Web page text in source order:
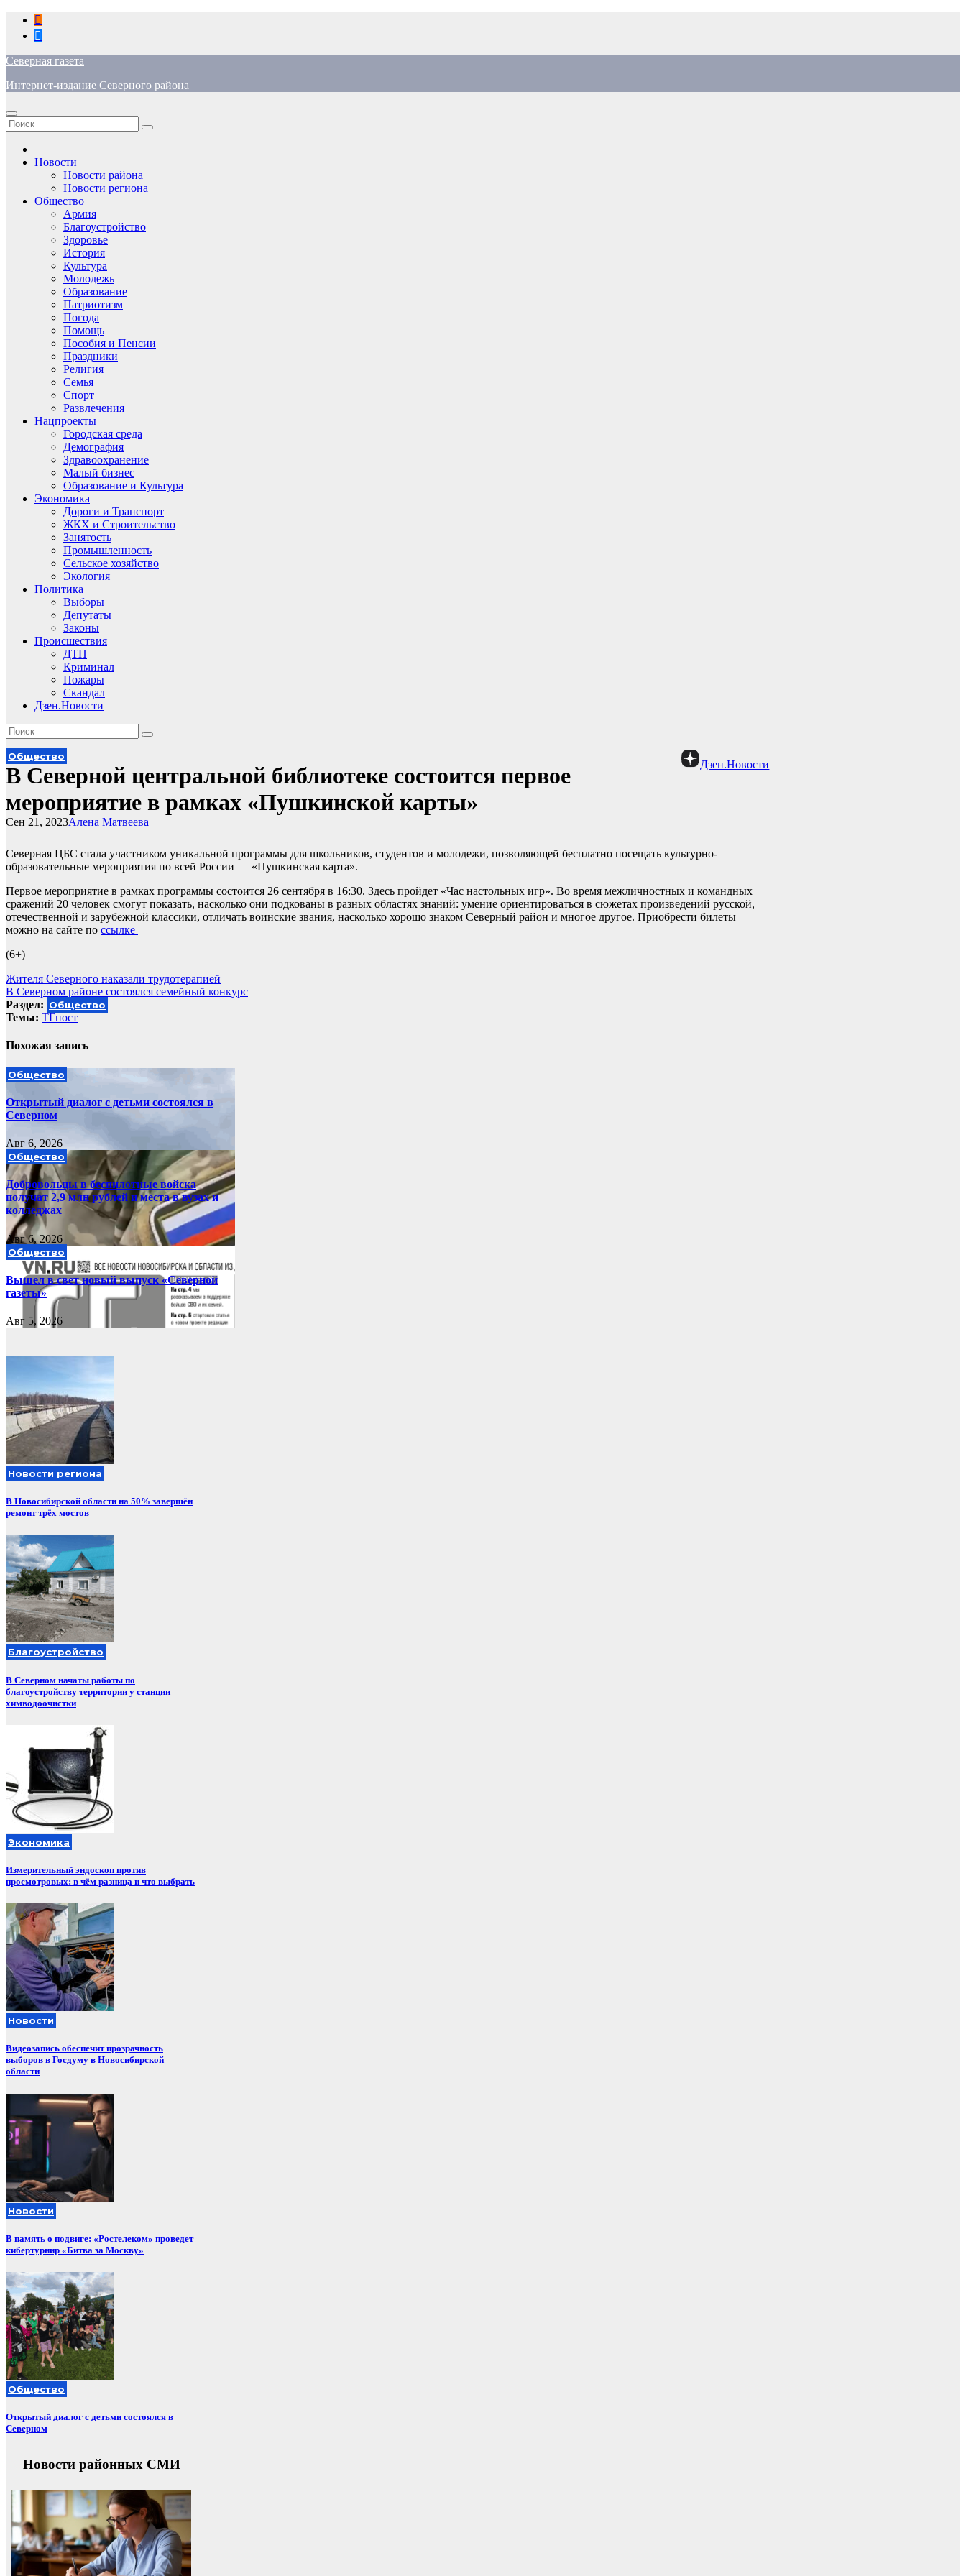
Перейти
содержимому
Северная газета
Интернет-издание Северного района
Новости
Новости района
Новости региона
Общество
Армия
Благоустройство
Здоровье
История
Культура
Молодежь
Образование
Патриотизм
Погода
Помощь
Пособия и Пенсии
Праздники
Религия
Семья
Спорт
Развлечения
Нацпроекты
Городская среда
Демография
Здравоохранение
Малый бизнес
Образование и Культура
Экономика
Дороги и Транспорт
ЖКХ и Строительство
Занятость
Промышленность
Сельское хозяйство
Экология
Политика
Выборы
Депутаты
Законы
Происшествия
ДТП
Криминал
Пожары
Скандал
Дзен.Новости
Дзен.Новости
Общество
В Северной центральной библиотеке состоится первое
мероприятие в рамках «Пушкинской карты»
Алена Матвеева
Сен 21, 2023
Северная ЦБС стала участником уникальной программы для школьников, студентов и молодежи, позволяющей бесплатно посещать культурно-
образовательные мероприятия по всей России — «Пушкинская карта».
Первое мероприятие в рамках программы состоится 26 сентября в 16:30. Здесь пройдет «Час настольных игр». Во время межличностных и командных
сражений 20 человек смогут показать, насколько они подкованы в разных областях знаний: умение ориентироваться в сюжетах произведений русской,
отечественной и зарубежной классики, отличать воинские звания, насколько хорошо знаком Северный район и многое другое. Приобрести билеты
можно на сайте по ссылке
(6+)
Навигация
по
записям
Жителя Северного наказали трудотерапией
В Северном районе состоялся семейный конкурс
Раздел: Общество
Темы: ТГпост
Похожая запись
Общество
Открытый диалог с детьми состоялся в
Северном
Авг 6, 2026
Общество
Добровольцы в беспилотные войска
получат 2,9 млн рублей и места в вузах и
колледжах
Авг 6, 2026
Общество
Вышел в свет новый выпуск «Северной
газеты»
Авг 5, 2026
Новости региона
В Новосибирской области на 50% завершён
ремонт трёх мостов
Благоустройство
В Северном начаты работы по
благоустройству территории у станции
химводоочистки
Экономика
Измерительный эндоскоп против
просмотровых: в чём разница и что выбрать
Новости
Видеозапись обеспечит прозрачность
выборов в Госдуму в Новосибирской
области
Новости
В память о подвиге: «Ростелеком» проведет
кибертурнир «Битва за Москву»
Общество
Открытый диалог с детьми состоялся в
Северном